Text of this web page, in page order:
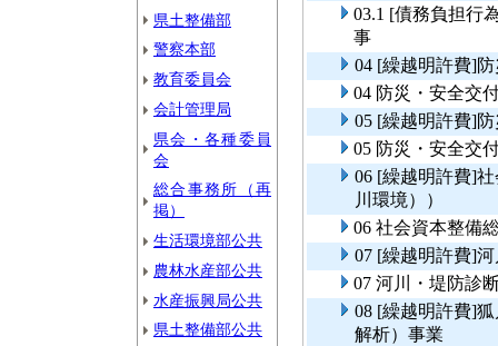
県土整備部
警察本部
教育委員会
会計管理局
県会・各種委員
会
総合事務所（再
掲）
生活環境部公共
農林水産部公共
水産振興局公共
県土整備部公共
03.1 [債務負担行
事
04 [繰越明許費]
04 防災・安全交
05 [繰越明許費]
05 防災・安全交
06 [繰越明許費]
川環境））
06 社会資本整備
07 [繰越明許費]
07 河川・堤防診
08 [繰越明許費]
解析）事業